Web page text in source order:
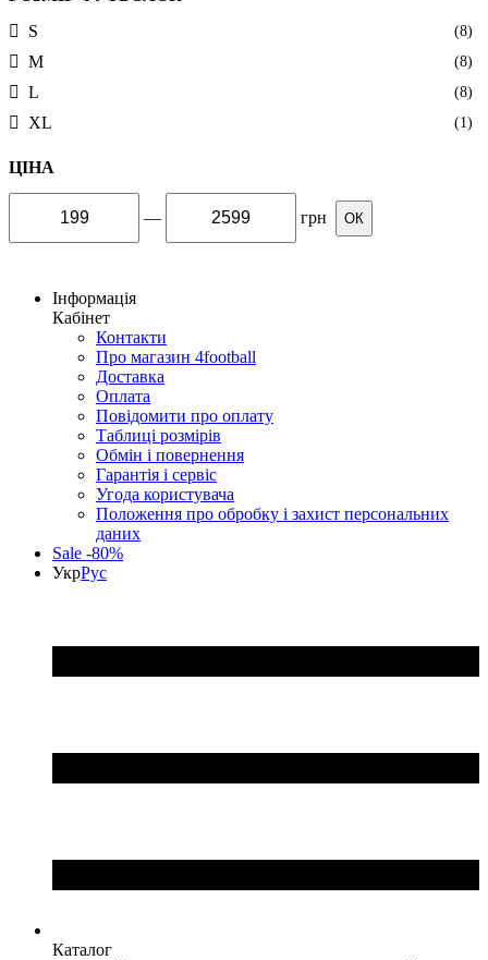
S
(8)
M (8)
L (8)
XL (1)
ЦІНА
— грн ОК
Інформація
Кабінет
Контакти
Про магазин 4football
Доставка
Оплата
Повідомити про оплату
Таблиці розмірів
Обмін і повернення
Гарантія і сервіс
Угода користувача
Положення про обробку і захист персональних
даних
Sale -80%
УкрРус
Каталог